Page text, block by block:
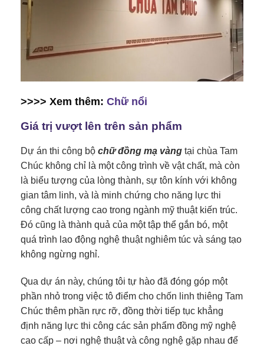
>>>> Xem thêm: Chữ nổi
Giá trị vượt lên trên sản phẩm
Dự án thi công bộ chữ đồng mạ vàng tại chùa Tam
Chúc không chỉ là một công trình về vật chất, mà còn
là biểu tượng của lòng thành, sự tôn kính với không
gian tâm linh, và là minh chứng cho năng lực thi
công chất lượng cao trong ngành mỹ thuật kiến trúc.
Đó cũng là thành quả của một tập thể gắn bó, một
quá trình lao động nghệ thuật nghiêm túc và sáng tạo
không ngừng nghỉ.
Qua dự án này, chúng tôi tự hào đã đóng góp một
phần nhỏ trong việc tô điểm cho chốn linh thiêng Tam
Chúc thêm phần rực rỡ, đồng thời tiếp tục khẳng
định năng lực thi công các sản phẩm đồng mỹ nghệ
cao cấp – nơi nghệ thuật và công nghệ gặp nhau để